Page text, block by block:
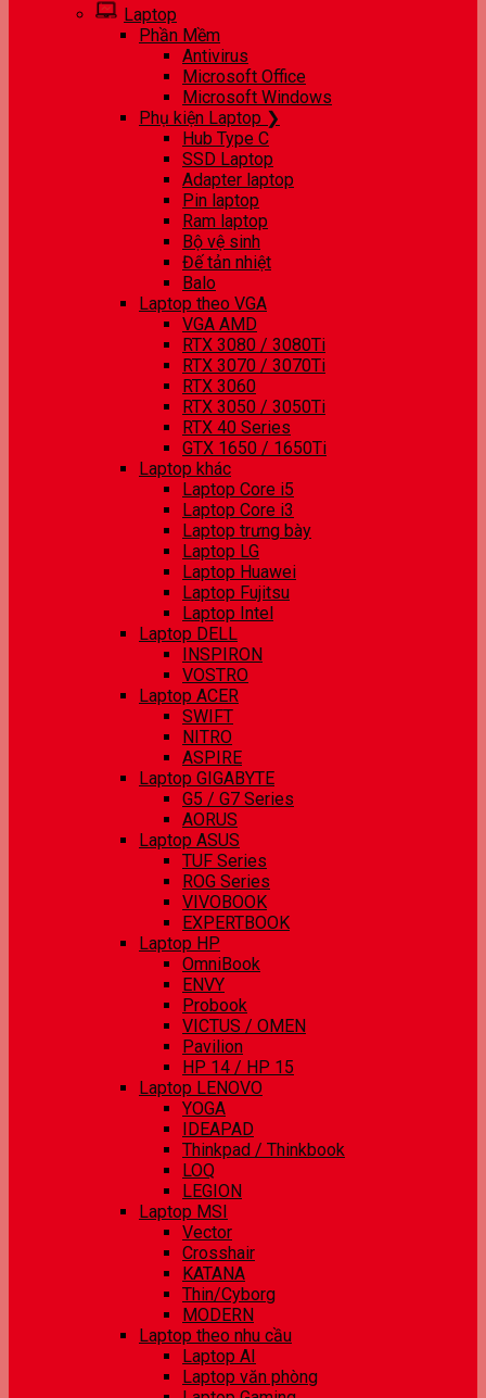
Laptop
Phần Mềm
Antivirus
Microsoft Office
Microsoft Windows
Phụ kiện Laptop ❯
Hub Type C
SSD Laptop
Adapter laptop
Pin laptop
Ram laptop
Bộ vệ sinh
Đế tản nhiệt
Balo
Laptop theo VGA
VGA AMD
RTX 3080 / 3080Ti
RTX 3070 / 3070Ti
RTX 3060
RTX 3050 / 3050Ti
RTX 40 Series
GTX 1650 / 1650Ti
Laptop khác
Laptop Core i5
Laptop Core i3
Laptop trưng bày
Laptop LG
Laptop Huawei
Laptop Fujitsu
Laptop Intel
Laptop DELL
INSPIRON
VOSTRO
Laptop ACER
SWIFT
NITRO
ASPIRE
Laptop GIGABYTE
G5 / G7 Series
AORUS
Laptop ASUS
TUF Series
ROG Series
VIVOBOOK
EXPERTBOOK
Laptop HP
OmniBook
ENVY
Probook
VICTUS / OMEN
Pavilion
HP 14 / HP 15
Laptop LENOVO
YOGA
IDEAPAD
Thinkpad / Thinkbook
LOQ
LEGION
Laptop MSI
Vector
Crosshair
KATANA
Thin/Cyborg
MODERN
Laptop theo nhu cầu
Laptop AI
Laptop văn phòng